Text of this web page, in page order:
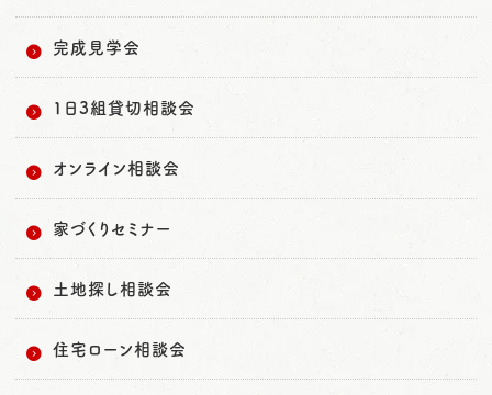
完成見学会
1日3組貸切相談会
オンライン相談会
家づくりセミナー
土地探し相談会
住宅ローン相談会